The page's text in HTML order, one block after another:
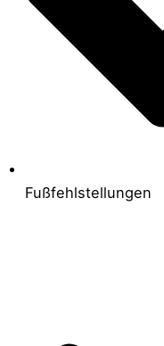
Fußfehlstellungen